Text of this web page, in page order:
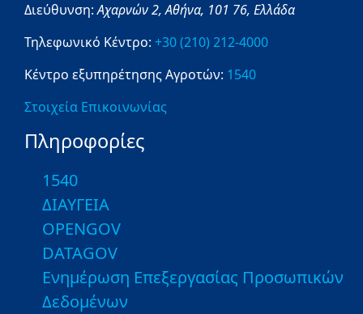
Διεύθυνση:Αχαρνών 2,Αθήνα, 101 76, Ελλάδα
Τηλεφωνικό Κέντρο: +30 (210) 212-4000
Κέντρο εξυπηρέτησης Αγροτών: 1540
Στοιχεία Επικοινωνίας
Πληροφορίες
1540
ΔΙΑΥΓΕΙΑ
OPENGOV
DATAGOV
Ενημέρωση Επεξεργασίας Προσωπικών
Δεδομένων